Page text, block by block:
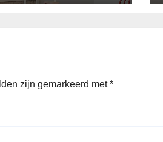
zijn gemarkeerd met*